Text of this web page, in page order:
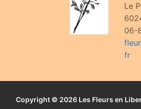
Le
06-
fr
Copyright © 2026 Les Fleurs en